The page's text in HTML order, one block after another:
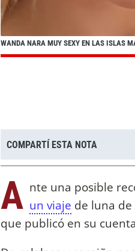
WANDA NARA MUY SEXY EN LAS ISLAS
COMPARTÍ ESTA NOTA
A nte una posible
un viaje de luna de
que publicó en su